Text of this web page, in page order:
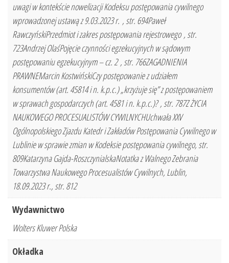
uwagi w kontekście nowelizacji Kodeksu postępowania cywilnego
wprowadzonej ustawą z 9.03.2023 r. , str. 694Paweł
RawczyńskiPrzedmiot i zakres postępowania rejestrowego , str.
723Andrzej OlaśPojęcie czynności egzekucyjnych w sądowym
postępowaniu egzekucyjnym – cz. 2 , str. 766ZAGADNIENIA
PRAWNEMarcin KostwińskiCzy postępowanie z udziałem
konsumentów (art. 45814 i n. k.p.c.) „krzyżuje się” z postępowaniem
w sprawach gospodarczych (art. 4581 i n. k.p.c.)? , str. 787Z ŻYCIA
NAUKOWEGO PROCESUALISTÓW CYWILNYCHUchwała XXV
Ogólnopolskiego Zjazdu Katedr i Zakładów Postępowania Cywilnego w
Lublinie w sprawie zmian w Kodeksie postępowania cywilnego, str.
809Katarzyna Gajda-RoszczynialskaNotatka z Walnego Zebrania
Towarzystwa Naukowego Procesualistów Cywilnych, Lublin,
18.09.2023 r., str. 812
Wydawnictwo
Wolters Kluwer Polska
Okładka